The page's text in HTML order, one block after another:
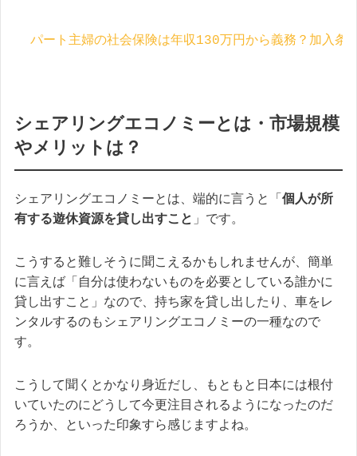
パート主婦の社会保険は年収130万円から義務？加入条
シェアリングエコノミーとは・市場規模
やメリットは？
シェアリングエコノミーとは、端的に言うと「 個人が所
有する遊休資源を貸し出すこと 」です。
こうすると難しそうに聞こえるかもしれませんが、簡単
に言えば「自分は使わないものを必要としている誰かに
貸し出すこと」なので、持ち家を貸し出したり、車をレ
ンタルするのもシェアリングエコノミーの一種なので
す。
こうして聞くとかなり身近だし、もともと日本には根付
いていたのにどうして今更注目されるようになったのだ
ろうか、といった印象すら感じますよね。